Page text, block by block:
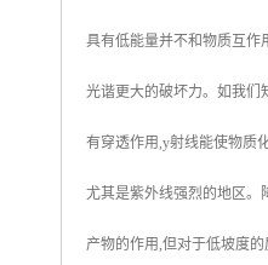
具有低能量并不和物质互作
光谐更大的破坏力。如我们
有穿透作用,y射线能使物质
尤其是紫外线强烈的地区。
产物的作用,但对于低坡度